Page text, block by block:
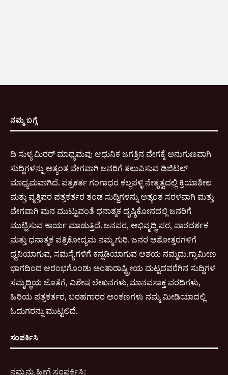
ನಮ್ಮ ಬಗ್ಗೆ
ದಿ ಸುಳ್ಯ ಮಿರರ್ ಮಾಧ್ಯಮವು ಆಧುನಿಕ ಜಗತ್ತಿನ ವೇಗಕ್ಕೆ ಅನುಗುಣವಾಗಿ
ಸುದ್ದಿಗಳನ್ನು ಅತ್ಯಂತ ವೇಗವಾಗಿ ಜನರಿಗೆ ತಲುಪಿಸುವ ಡಿಜಿಟಲ್
ಮಾಧ್ಯಮವಾಗಿದೆ. ಪತ್ರಕರ್ತ ಗಂಗಾಧರ ಕಲ್ಲಪಳ್ಳಿ ನೇತೃತ್ವದಲ್ಲಿ ಕ್ರಿಯಾಶೀಲ
ಮತ್ತು ವೃತ್ತಿಪರ ಪತ್ರಕರ್ತರ ತಂಡ ಸುದ್ದಿಗಳನ್ನು ಅತ್ಯಂತ ಸರಳವಾಗಿ ಮತ್ತು
ವೇಗವಾಗಿ ಮನ ಮುಟ್ಟುವಂತೆ ಧನಾತ್ಮಕ ದೃಷ್ಠಿಕೋನದಲ್ಲಿ ಜನರಿಗೆ
ಮುಟ್ಟಿಸುವ ಕಾರ್ಯ ಮಾಡುತ್ತಿದೆ. ಜನಪರ, ಅಭಿವೃದ್ಧಿ ಪರ, ಪಾರದರ್ಶಕ
ಮತ್ತು ಧನಾತ್ಮಕ ಪತ್ರಿಕೋದ್ಯಮ ನಮ್ಮ ಗುರಿ. ಜನರ ಆಶೋತ್ತರಗಳಿಗೆ
ಧ್ವನಿಯಾಗುವ, ಸಮಸ್ಯೆಗಳಿಗೆ ಕನ್ನಡಿಯಾಗುವ ಆಶಯ ನಮ್ಮದು.ಗ್ರಾಮೀಣ
ಭಾಗದಿಂದ ಆರಂಭಗೊಂಡು ಅಂತಾರಾಷ್ಟ್ರೀಯ ಮಟ್ಟದವರೆಗಿನ ಸುದ್ದಿಗಳ
ಸಮೃದ್ಧಿಯ ಜೊತೆಗೆ, ವಿಶೇಷ ಲೇಖನಗಳು,ಮಾನವಸಾಕ್ತ ವರದಿಗಳು,
ಹಿರಿಯ ಪತ್ರಕರ್ತರ, ಬರಹಗಾರರ ಅಂಕಣಗಳು ನಮ್ಮ ಮೀಡಿಯಾದಲ್ಲಿ
ಓದುಗರನ್ನು ಮುಟ್ಟಲಿದೆ.
ಸಂಪರ್ಕಿಸಿ
ನಮ್ಮನ್ನು ಹೀಗೆ ಸಂಪರ್ಕಿಸಿ: